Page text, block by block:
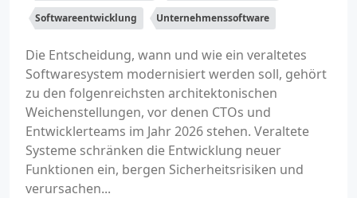
Softwareentwicklung Unternehmenssoftware
Die Entscheidung, wann und wie ein veraltetes
Softwaresystem modernisiert werden soll, gehört
zu den folgenreichsten architektonischen
Weichenstellungen, vor denen CTOs und
Entwicklerteams im Jahr 2026 stehen. Veraltete
Systeme schränken die Entwicklung neuer
Funktionen ein, bergen Sicherheitsrisiken und
verursachen...